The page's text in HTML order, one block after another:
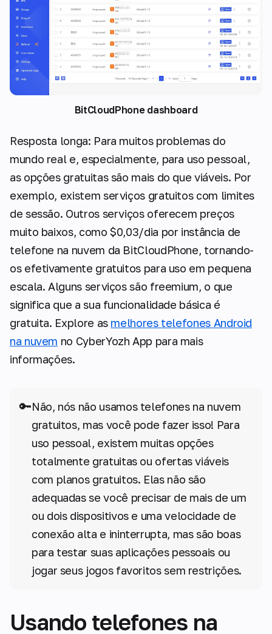
BitCloudPhone dashboard
Resposta longa: Para muitos problemas do
mundo real e, especialmente, para uso pessoal,
as opções gratuitas são mais do que viáveis. Por
exemplo, existem serviços gratuitos com limites
de sessão. Outros serviços oferecem preços
muito baixos, como $0,03/dia por instância de
telefone na nuvem da BitCloudPhone, tornando-
os efetivamente gratuitos para uso em pequena
escala. Alguns serviços são freemium, o que
significa que a sua funcionalidade básica é
gratuita. Explore as melhores telefones Android
na nuvem no CyberYozh App para mais
informações.
🔑Não, nós não usamos telefones na nuvem
gratuitos, mas você pode fazer isso! Para
uso pessoal, existem muitas opções
totalmente gratuitas ou ofertas viáveis
com planos gratuitos. Elas não são
adequadas se você precisar de mais de um
ou dois dispositivos e uma velocidade de
conexão alta e ininterrupta, mas são boas
para testar suas aplicações pessoais ou
jogar seus jogos favoritos sem restrições.
Usando telefones na